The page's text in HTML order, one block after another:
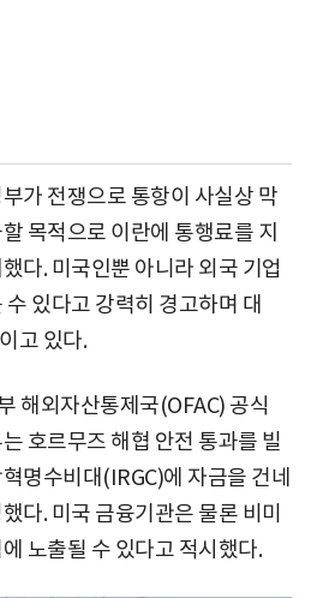
가 전쟁으로 통항이 사실상 막
목적으로 이란에 통행료를 지
다. 미국인뿐 아니라 외국 기업
있다고 강력히 경고하며 대
고 있다.
해외자산통제국(OFAC) 공식
호르무즈 해협 안전 통과를 빌
명수비대(IRGC)에 자금을 건네
다. 미국 금융기관은 물론 비미
노출될 수 있다고 적시했다.